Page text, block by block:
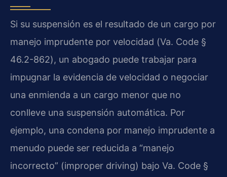
Si su suspensión es el resultado de un cargo por
manejo imprudente por velocidad (Va. Code §
46.2-862), un abogado puede trabajar para
impugnar la evidencia de velocidad o negociar
una enmienda a un cargo menor que no
conlleve una suspensión automática. Por
ejemplo, una condena por manejo imprudente a
menudo puede ser reducida a “manejo
incorrecto” (improper driving) bajo Va. Code §